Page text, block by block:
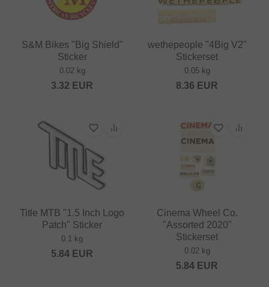
S&M Bikes "Big Shield"
Sticker
0.02 kg
3.32 EUR
wethepeople "4Big V2"
Stickerset
0.05 kg
8.36 EUR
Title MTB "1.5 Inch Logo
Patch" Sticker
0.1 kg
5.84 EUR
Cinema Wheel Co.
"Assorted 2020"
Stickerset
0.02 kg
5.84 EUR